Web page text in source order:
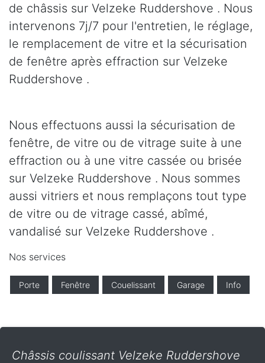
de châssis sur Velzeke Ruddershove . Nous
intervenons 7j/7 pour l'entretien, le réglage,
le remplacement de vitre et la sécurisation
de fenêtre après effraction sur Velzeke
Ruddershove .
Nous effectuons aussi la sécurisation de
fenêtre, de vitre ou de vitrage suite à une
effraction ou à une vitre cassée ou brisée
sur Velzeke Ruddershove . Nous sommes
aussi vitriers et nous remplaçons tout type
de vitre ou de vitrage cassé, abîmé,
vandalisé sur Velzeke Ruddershove .
Nos services
Porte Fenêtre Couelissant Garage Info
Châssis coulissant Velzeke Ruddershove